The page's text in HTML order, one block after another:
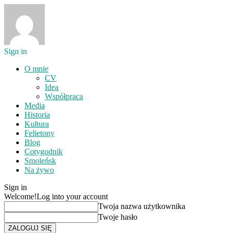
Sign in
O mnie
CV
Idea
Współpraca
Media
Historia
Kultura
Felietony
Blog
Cotygodnik
Smoleńsk
Na żywo
Sign in
Welcome!Log into your account
Twoja nazwa użytkownika
Twoje hasło